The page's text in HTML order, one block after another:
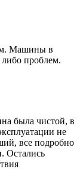
Машины в
проблем.
была чистой, в
не
все подробно
Остались